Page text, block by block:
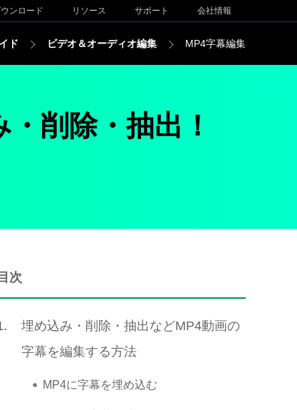
会社情報
サポート
リソース
ンロード
MP4字幕編集
ビデオ＆オーディオ編集
ド
削除・抽出！
目次
埋め込み・削除・抽出などMP4動画の
字幕を編集する方法
MP4に字幕を埋め込む